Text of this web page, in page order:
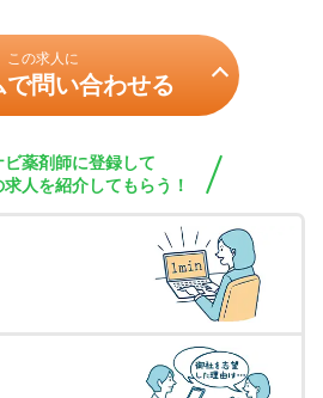
この求人に
で問い合わせる
ビ薬剤師に登録して
人を紹介してもらう！